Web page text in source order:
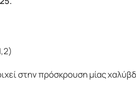
στην πρόσκρουση μίας